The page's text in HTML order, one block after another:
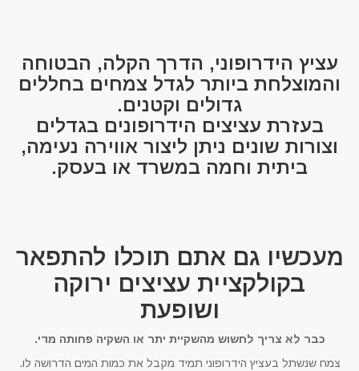
עציץ הידרופוני, הדרך הקלה, הבטוחה
והמוצלחת ביותר לגדל צמחים בחללים
גדולים וקטנים.
בעזרת עציצים הידרופונים בגדלים
וצורות שונים ניתן ליצור אווירה נעימה,
ביתית וחמה במשרד או בעסק.
מעכשיו גם אתם תוכלו להתפאר
בקולקציית עציצים ירוקה
ושופעת
כבר לא צריך לחשוש מהשקיית יתר או השקיה פחותה מדי.
צמח שנשתל בעציץ הידרופוני תמיד מקבל את כמות המים הדרושה לו.